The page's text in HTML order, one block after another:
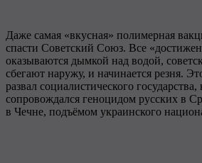
Даже самая «вкусная» полимерная
спасти Советский Союз. Все
оказываются дымкой над водой,
сбегают наружу, и начинается резня.
развал социалистического
сопровождался геноцидом русских в
в Чечне, подъёмом украинского